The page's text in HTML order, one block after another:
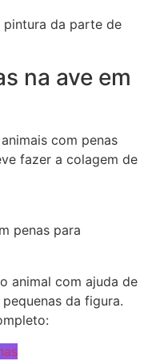
pintura da parte de
na ave em
com penas
fazer a colagem de
penas para
animal com ajuda de
da figura.